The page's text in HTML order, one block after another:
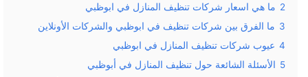
2 ما هي اسعار شركات تنظيف المنازل في ابوظبي
3 ما الفرق بين شركات تنظيف في ابوظبي والشركات الأونلاين
4 عيوب شركات تنظيف المنازل في ابوظبي
5 الأسئلة الشائعة حول تنظيف المنازل في أبوظبي